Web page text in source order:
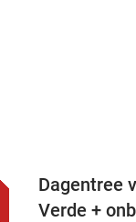
Dagentree
Verde +